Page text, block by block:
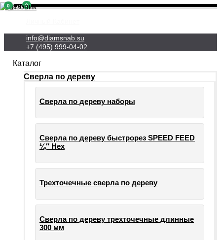
info@diamsnab.su
+7 (495) 999-04-02
0
Каталог
Сверла по дереву
Сверла по дереву наборы
Сверла по дереву быстрорез SPEED FEED
¼″ Hex
Трехточечные сверла по дереву
Сверла по дереву трехточечные длинные
300 мм
0